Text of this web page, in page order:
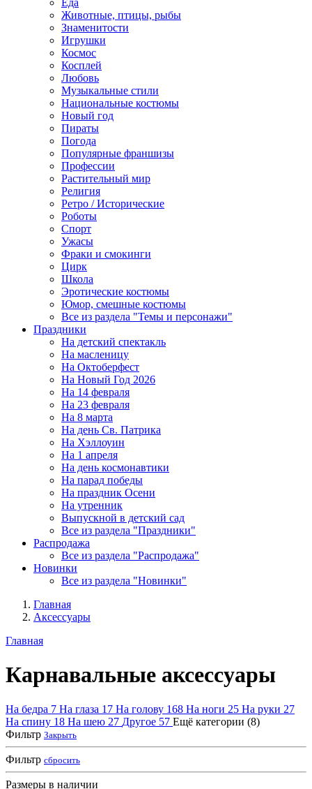
Еда
Животные, птицы, рыбы
Знаменитости
Игрушки
Космос
Косплей
Любовь
Музыкальные стили
Национальные костюмы
Новый год
Пираты
Погода
Популярные франшизы
Профессии
Растительный мир
Религия
Ретро / Исторические
Роботы
Спорт
Ужасы
Фраки и смокинги
Цирк
Школа
Эротические костюмы
Юмор, смешные костюмы
Все из раздела "Темы и персонажи"
Праздники
На детский спектакль
На масленицу
На Октоберфест
На Новый Год 2026
На 14 февраля
На 23 февраля
На 8 марта
На день Св. Патрика
На Хэллоуин
На 1 апреля
На день космонавтики
На парад победы
На праздник Осени
На утренник
Выпускной в детский сад
Все из раздела "Праздники"
Распродажа
Все из раздела "Распродажа"
Новинки
Все из раздела "Новинки"
Главная
Аксессуары
Главная
Карнавальные аксессуары
На бедра 7 На глаза 17 На голову 168 На ноги 25 На руки 27
На спину 18 На шею 27 Другое 57 Ещё категории (8)
Фильтр Закрыть
Фильтр сбросить
Размеры в наличии